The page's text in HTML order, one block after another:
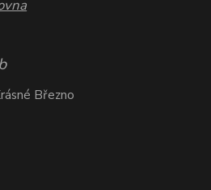
Březno